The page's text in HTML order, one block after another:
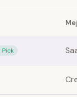
Pick